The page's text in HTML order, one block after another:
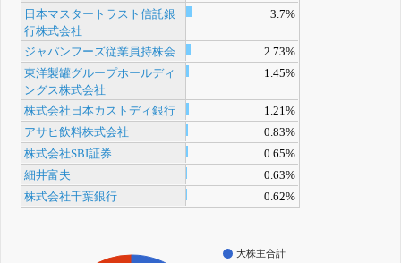
日本マスタートラスト信託銀
行株式会社
3.7%
ジャパンフーズ従業員持株会
2.73%
東洋製罐グループホールディ
ングス株式会社
1.45%
株式会社日本カストディ銀行
1.21%
アサヒ飲料株式会社
0.83%
株式会社SBI証券
0.65%
細井富夫
0.63%
株式会社千葉銀行
0.62%
大株主合計